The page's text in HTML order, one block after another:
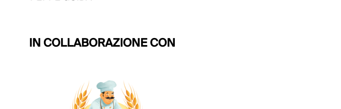
IN COLLABORAZIONE CON